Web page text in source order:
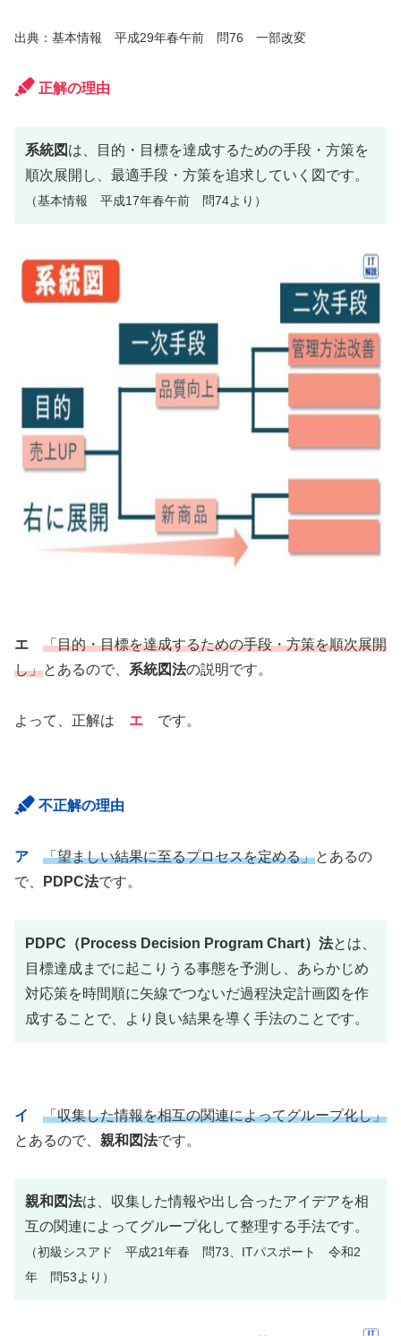
出典：基本情報 平成29年春午前 問76 一部改変
正解の理由
系統図 は、目的・目標を達成するための手段・方策を
順次展開し、最適手段・方策を追求していく図です。
（基本情報 平成17年春午前 問74より）
エ
「目的・目標を達成するための手段・方策を順次展開
し」とあるので、 系統図法の説明です。
よって、正解は エ です。
不正解の理由
ア 「望ましい結果に至るプロセスを定める」とあるの
で、
PDPC法です。
PDPC（Process Decision Program Chart）法とは、
目標達成までに起こりうる事態を予測し、あらかじめ
対応策を時間順に矢線でつないだ過程決定計画図を作
成することで、より良い結果を導く手法のことです。
イ
「収集した情報を相互の関連によってグループ化し」
とあるので、 親和図法です。
親和図法は、収集した情報や出し合ったアイデアを相
互の関連によってグループ化して整理する手法です。
（初級シスアド 平成21年春 問73、ITパスポート 令和2
年 問53より）